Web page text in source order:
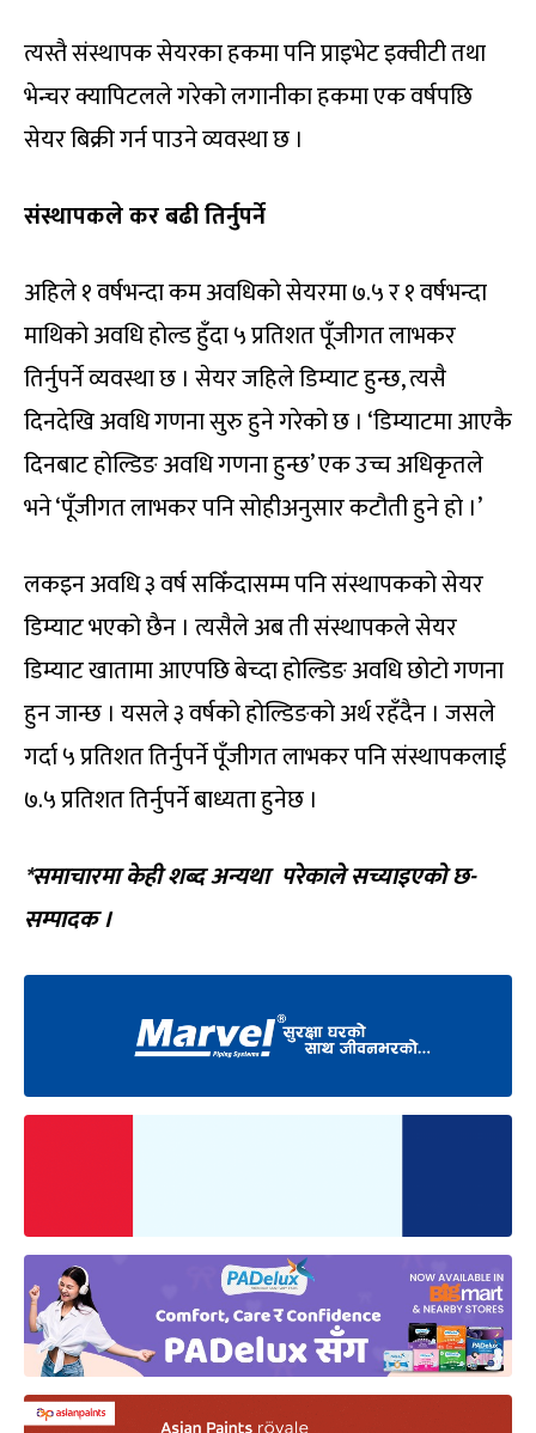
त्यस्तै संस्थापक सेयरका हकमा पनि प्राइभेट इक्वीटी तथा
भेन्चर क्यापिटलले गरेको लगानीका हकमा एक वर्षपछि
सेयर बिक्री गर्न पाउने व्यवस्था छ ।
संस्थापकले कर बढी तिर्नुपर्ने
अहिले १ वर्षभन्दा कम अवधिको सेयरमा ७.५ र १ वर्षभन्दा
माथिको अवधि होल्ड हुँदा ५ प्रतिशत पूँजीगत लाभकर
तिर्नुपर्ने व्यवस्था छ । सेयर जहिले डिम्याट हुन्छ, त्यसै
दिनदेखि अवधि गणना सुरु हुने गरेको छ । ‘डिम्याटमा आएकै
दिनबाट होल्डिङ अवधि गणना हुन्छ’ एक उच्च अधिकृतले
भने ‘पूँजीगत लाभकर पनि सोहीअनुसार कटौती हुने हो ।’
लकइन अवधि ३ वर्ष सकिँदासम्म पनि संस्थापकको सेयर
डिम्याट भएको छैन । त्यसैले अब ती संस्थापकले सेयर
डिम्याट खातामा आएपछि बेच्दा होल्डिङ अवधि छोटो गणना
हुन जान्छ । यसले ३ वर्षको होल्डिङको अर्थ रहँदैन । जसले
गर्दा ५ प्रतिशत तिर्नुपर्ने पूँजीगत लाभकर पनि संस्थापकलाई
७.५ प्रतिशत तिर्नुपर्ने बाध्यता हुनेछ ।
*समाचारमा केही शब्द अन्यथा परेकाले सच्याइएको छ-
सम्पादक ।